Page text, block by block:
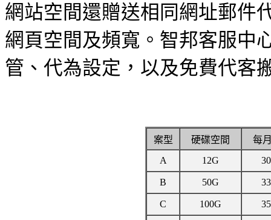
網站空間還贈送相同網址郵件
網頁空間及頻寬。智邦客服中
管、代為設定，以及免費代客
案型 硬碟空間
每
A
12G
B 50G
C 100G